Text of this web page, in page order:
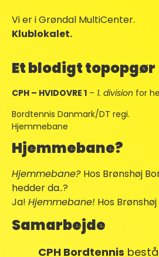
Vi er i Grøndal MultiCenter.
Klublokalet.
Et blodigt topopgør
CPH – HVIDOVRE 1 – 1. division for
Bordtennis Danmark/DT regi.
Hjemmebane
Hjemmebane?
Hjemmebane? Hos Brønshøj
hedder da..?
Ja! Hjemmebane! Hos
Samarbejde
CPH Bordtennis